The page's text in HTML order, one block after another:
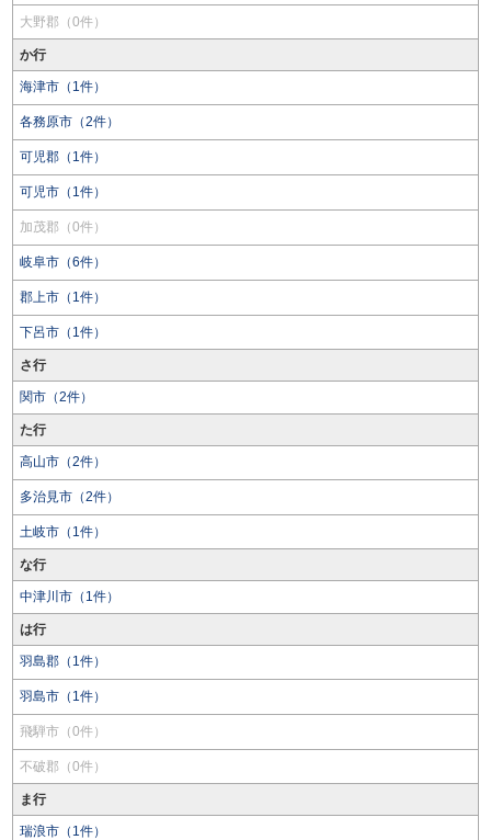
大野郡（0件）
か行
海津市（1件）
各務原市（2件）
可児郡（1件）
可児市（1件）
加茂郡（0件）
岐阜市（6件）
郡上市（1件）
下呂市（1件）
さ行
関市（2件）
た行
高山市（2件）
多治見市（2件）
土岐市（1件）
な行
中津川市（1件）
は行
羽島郡（1件）
羽島市（1件）
飛騨市（0件）
不破郡（0件）
ま行
瑞浪市（1件）